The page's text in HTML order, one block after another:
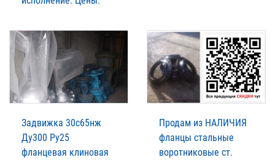
Задвижка 30с65нж
Ду300 Ру25
фланцевая клиновая
Продам из НАЛИЧИЯ
фланцы стальные
воротниковые ст.